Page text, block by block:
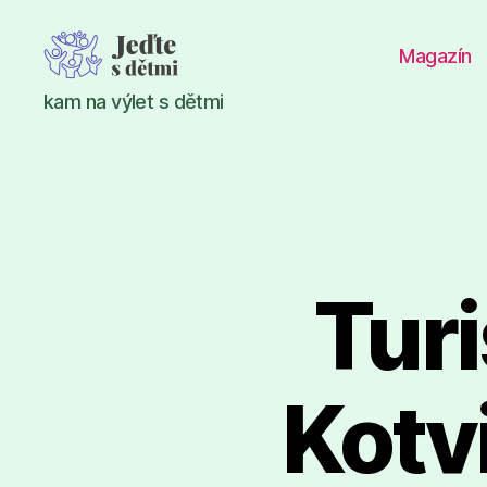
Jeďte
s
kam na výlet s dětmi
Magazín